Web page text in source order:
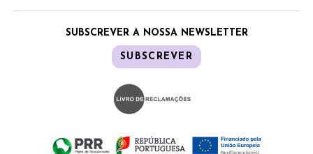
SUBSCREVER A NOSSA NEWSLETTER
SUBSCREVER